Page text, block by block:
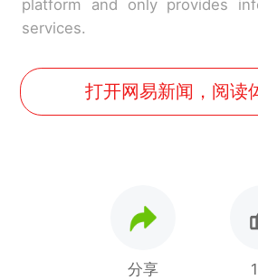
platform and only provides
services.
打开网易新闻，阅读
分享